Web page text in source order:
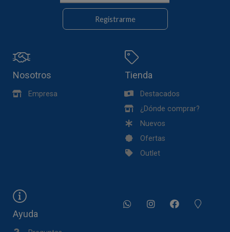
Registrarme
Nosotros
Empresa
Tienda
Destacados
¿Dónde comprar?
Nuevos
Ofertas
Outlet
Ayuda